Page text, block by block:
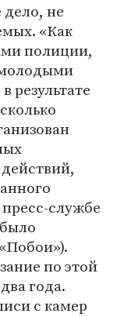
дело, не
«Как
полиции,
результате
службе
по этой
года.
с камер